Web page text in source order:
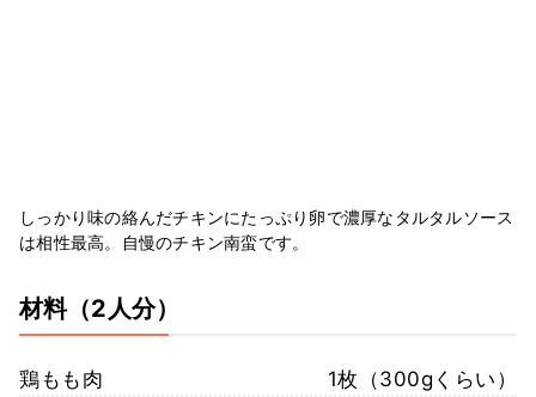
しっかり味の絡んだチキンにたっぷり卵で濃厚なタルタルソース
は相性最高。自慢のチキン南蛮です。
材料（2人分）
鶏もも肉
1枚（300gくらい）